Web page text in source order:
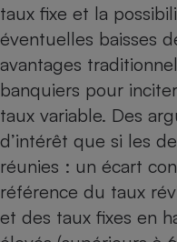
taux fixe et la
éventuelles baisses
avantages
banquiers pour
taux variable. Des
d’intérêt que si les
réunies : un écart
référence du taux
et des taux fixes en